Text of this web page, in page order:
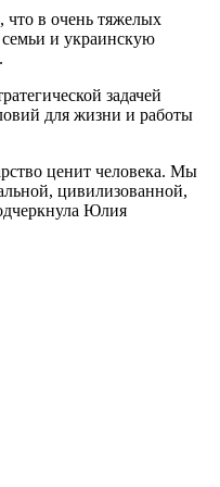
в очень тяжелых
и украинскую
задачей
для жизни и работы
ценит человека. Мы
цивилизованной,
Юлия